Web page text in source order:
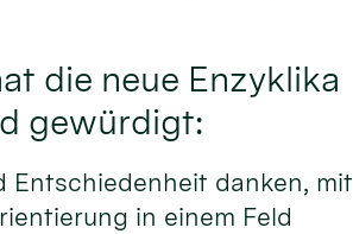
die neue Enzyklika
gewürdigt:
Entschiedenheit danken, mit
in einem Feld